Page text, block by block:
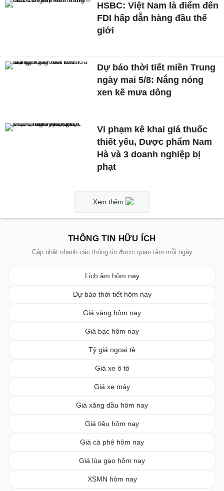
HSBC: Việt Nam là điểm đến
FDI hấp dẫn hàng đầu thế
giới
Dự báo thời tiết miền Trung
ngày mai 5/8: Nắng nóng
xen kẽ mưa dông
Vi phạm kê khai giá thuốc
thiết yếu, Dược phẩm Nam
Hà và 3 doanh nghiệp bị
phạt
Xem thêm
THÔNG TIN HỮU ÍCH
Cập nhật nhanh các thông tin được quan tâm mỗi ngày
Lịch âm hôm nay
Dự báo thời tiết hôm nay
Giá vàng hôm nay
Giá bạc hôm nay
Tỷ giá ngoại tệ
Giá xe ô tô
Giá xe máy
Giá xăng dầu hôm nay
Giá tiêu hôm nay
Giá cà phê hôm nay
Giá lúa gạo hôm nay
XSMN hôm nay